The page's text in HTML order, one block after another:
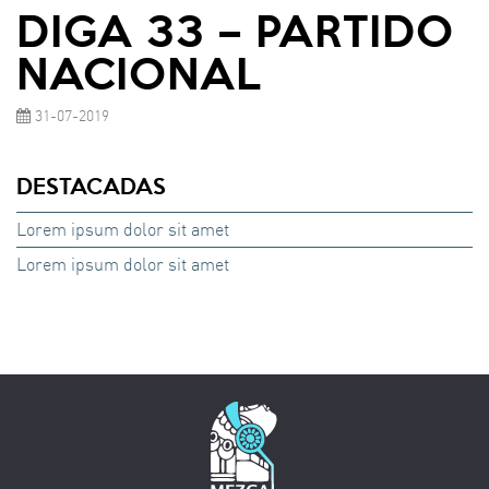
DIGA 33 – PARTIDO
NACIONAL
31-07-2019
DESTACADAS
Lorem ipsum dolor sit amet
Lorem ipsum dolor sit amet